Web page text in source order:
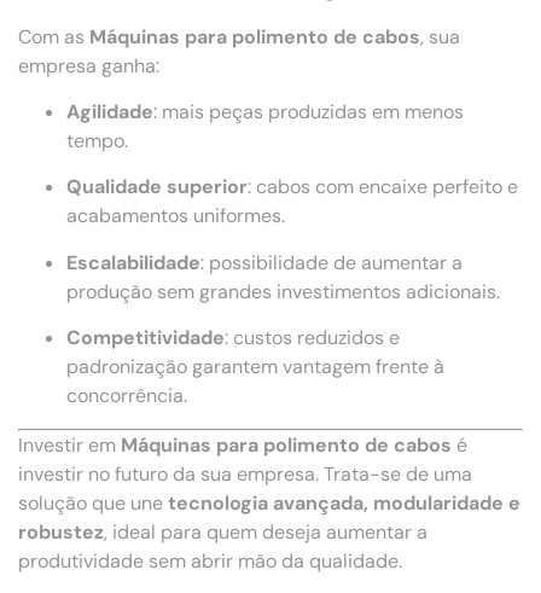
Com as Máquinas para polimento de cabos, sua
empresa ganha:
Agilidade: mais peças produzidas em menos
tempo.
Qualidade superior: cabos com encaixe perfeito e
acabamentos uniformes.
Escalabilidade: possibilidade de aumentar a
produção sem grandes investimentos adicionais.
Competitividade: custos reduzidos e
padronização garantem vantagem frente à
concorrência.
Investir em Máquinas para polimento de cabos é
investir no futuro da sua empresa. Trata-se de uma
solução que unetecnologia avançada, modularidade e
robustez, ideal para quem deseja aumentar a
produtividade sem abrir mão da qualidade.